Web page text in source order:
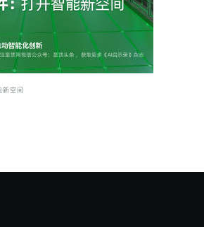
新空间